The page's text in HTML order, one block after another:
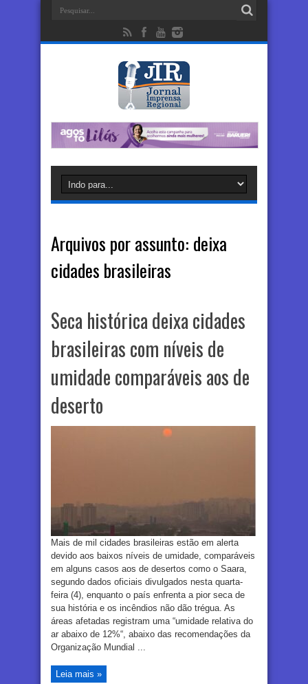
Arquivos por assunto: deixa
cidades brasileiras
Seca histórica deixa cidades
brasileiras com níveis de
umidade comparáveis aos de
deserto
Mais de mil cidades brasileiras estão em alerta
devido aos baixos níveis de umidade, comparáveis
em alguns casos aos de desertos como o Saara,
segundo dados oficiais divulgados nesta quarta-
feira (4), enquanto o país enfrenta a pior seca de
sua história e os incêndios não dão trégua. As
áreas afetadas registram uma “umidade relativa do
ar abaixo de 12%“, abaixo das recomendações da
Organização Mundial ...
Leia mais »